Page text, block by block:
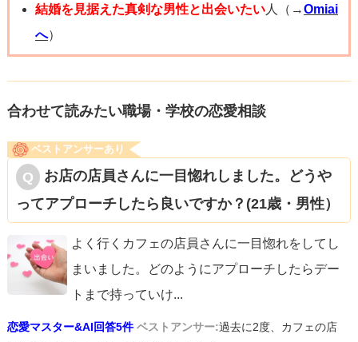
結婚を見据えた真剣な男性と出会いたい人（→Omiai
へ）
合わせて読みたい職場・学校の恋愛相談
ベストアンサーあり
お店の店員さんに一目惚れしました。どうや
ってアプローチしたら良いですか？(21歳・男性）
よく行くカフェの店員さんに一目惚れをしてし
まいました。どのようにアプローチしたらデー
トまで持っていけ...
恋愛マスター&AI回答5件 ベストアンサー:過去に2度、カフェの店